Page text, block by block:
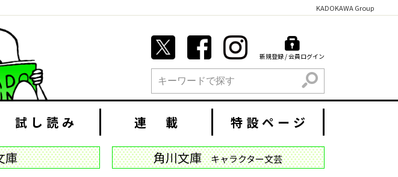
KADOKAWA Group
新規登録 / 会員ログイン
検索
試し読み 連 載 特設ページ
庫 角川文庫 キャラクター文芸